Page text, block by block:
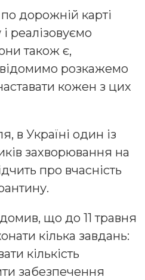
дорожній карті
реалізовуємо
також є,
розкажемо
кожен з цих
в Україні один із
захворювання на
про вчасність
що до 11 травня
кілька завдань:
кількість
забезпечення